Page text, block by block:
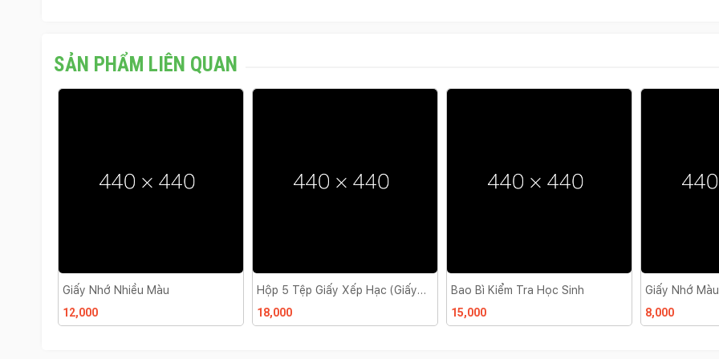
SẢN PHẨM LIÊN QUAN
Hộp 5 Tệp Giấy Xếp Hạc (Giấy
Gấp Hạc)
18,000
Bao Bì Kiểm Tra Học Sinh
15,000
Giấy Nhớ Màu Vàng
8,000
Bút Nhiều
15,000